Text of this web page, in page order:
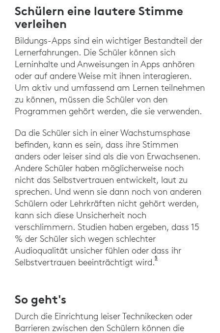
Schülern eine lautere Stimme
verleihen
Bildungs-Apps sind ein wichtiger Bestandteil der
Lernerfahrungen. Die Schüler können sich
Lerninhalte und Anweisungen in Apps anhören
oder auf andere Weise mit ihnen interagieren.
Um aktiv und umfassend am Lernen teilnehmen
zu können, müssen die Schüler von den
Programmen gehört werden, die sie verwenden.
Da die Schüler sich in einer Wachstumsphase
befinden, kann es sein, dass ihre Stimmen
anders oder leiser sind als die von Erwachsenen.
Andere Schüler haben möglicherweise noch
nicht das Selbstvertrauen entwickelt, laut zu
sprechen. Und wenn sie dann noch von anderen
Schülern oder Lehrkräften nicht gehört werden,
kann sich diese Unsicherheit noch
verschlimmern. Studien haben ergeben, dass 15
% der Schüler sich wegen schlechter
Audioqualität unsicher fühlen oder dass ihr
Selbstvertrauen beeinträchtigt wird.5
So geht's
Durch die Einrichtung leiser Technikecken oder
Barrieren zwischen den Schülern können die